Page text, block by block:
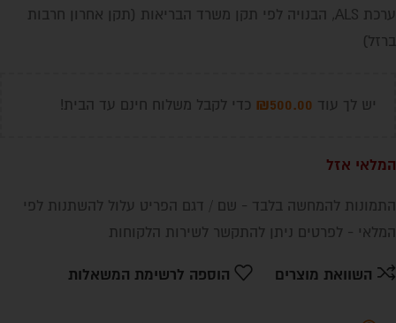
ערכת ALS, הבנויה לפי תקן משרד הבריאות (תקן אחרון חרבות
ברזל)
יש לך עוד ₪500.00 כדי לקבל משלוח חינם עד הבית!
המלאי אזל
התמונות להמחשה בלבד - שם / דגם הפריט עלול להשתנות לפי
המלאי - לפרטים ניתן להתקשר לשירות הלקוחות
השוואת מוצרים הוספה לרשימת המשאלות